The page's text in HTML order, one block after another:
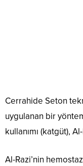
Cerrahide Seton
uygulanan bir
kullanımı (katgüt),
Al-Razi’nin